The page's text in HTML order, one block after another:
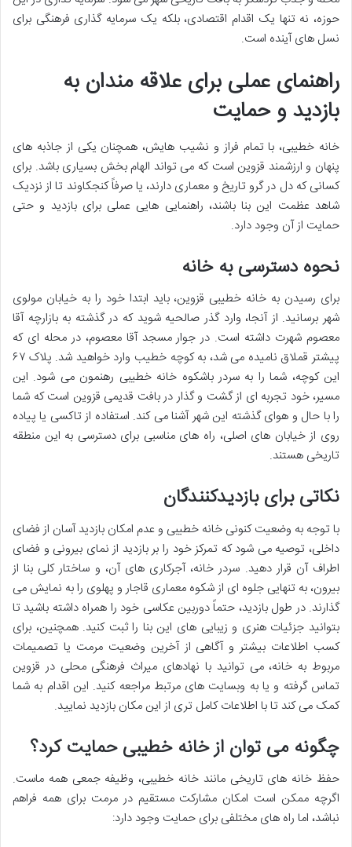
حوزه، نه تنها یک اقدام اقتصادی، بلکه یک سرمایه گذاری فرهنگی برای
نسل های آینده است.
راهنمای عملی برای علاقه مندان به
بازدید و حمایت
خانه خطیبی، با تمام فراز و نشیب هایش، همچنان یکی از جاذبه های
پنهان و ارزشمند قزوین است که می تواند الهام بخش بسیاری باشد. برای
کسانی که دل در گرو تاریخ و معماری دارند، یا صرفاً کنجکاوند تا از نزدیک
شاهد عظمت این بنا باشند، راهنمایی هایی عملی برای بازدید و حتی
حمایت از آن وجود دارد.
نحوه دسترسی به خانه
برای رسیدن به خانه خطیبی قزوین، باید ابتدا خود را به خیابان مولوی
شهر برسانید. از آنجا، وارد گذر صالحیه شوید که در گذشته به بازارچه آقا
معصوم شهرت داشته است. در جوار مسجد آقا معصوم، در محله ای که
پیشتر قملاق نامیده می شد، به کوچه خطیب وارد خواهید شد. پلاک ۶۷
این کوچه، شما را به سردر باشکوه خانه خطیبی رهنمون می شود. این
مسیر، خود تجربه ای از گشت و گذار در بافت قدیمی قزوین است که شما
را با حال و هوای گذشته این شهر آشنا می کند. استفاده از تاکسی یا پیاده
روی از خیابان های اصلی، راه های مناسبی برای دسترسی به این منطقه
تاریخی هستند.
نکاتی برای بازدیدکنندگان
با توجه به وضعیت کنونی خانه خطیبی و عدم امکان بازدید آسان از فضای
داخلی، توصیه می شود که تمرکز خود را بر بازدید از نمای بیرونی و فضای
اطراف آن قرار دهید. سردر خانه، آجرکاری های آن، و ساختار کلی بنا از
بیرون، به تنهایی جلوه ای از شکوه معماری قاجار و پهلوی را به نمایش می
گذارند. در طول بازدید، حتماً دوربین عکاسی خود را همراه داشته باشید تا
بتوانید جزئیات هنری و زیبایی های این بنا را ثبت کنید. همچنین، برای
کسب اطلاعات بیشتر و آگاهی از آخرین وضعیت مرمت یا تصمیمات
مربوط به خانه، می توانید با نهادهای میراث فرهنگی محلی در قزوین
تماس گرفته و یا به وبسایت های مرتبط مراجعه کنید. این اقدام به شما
کمک می کند تا با اطلاعات کامل تری از این مکان بازدید نمایید.
چگونه می توان از خانه خطیبی حمایت کرد؟
حفظ خانه های تاریخی مانند خانه خطیبی، وظیفه جمعی همه ماست.
اگرچه ممکن است امکان مشارکت مستقیم در مرمت برای همه فراهم
نباشد، اما راه های مختلفی برای حمایت وجود دارد: